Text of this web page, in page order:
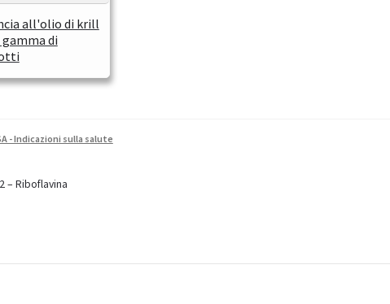
all'olio di krill
di
- Indicazioni sulla salute
– Riboflavina